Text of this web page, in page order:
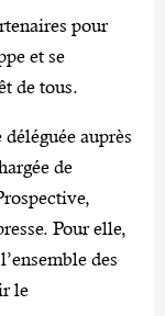
pour
et se
de tous.
auprès
de
Pour elle,
des
le